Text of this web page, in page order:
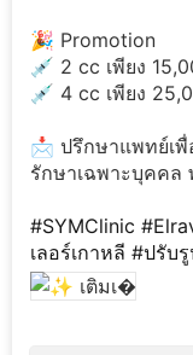
🎉 Promotion
💉 2 cc เพียง
💉 4 cc เพียง
📩 ปรึกษาแพทย์เ
รักษาเฉพาะบุคคล
#SYMClinic
เลอร์เกาหลี #ปรับ